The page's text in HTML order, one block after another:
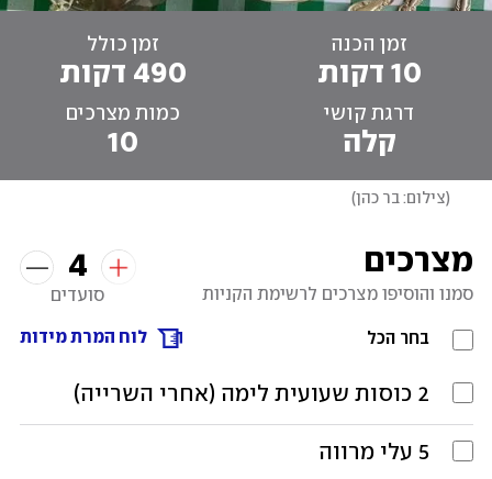
זמן הכנה
10 דקות
זמן כולל
490 דקות
דרגת קושי
קלה
כמות מצרכים
10
(צילום: בר כהן)
מצרכים 4
סועדים
לוח המרת מידות
סמנו והוסיפו מצרכים לרשימת הקניות
בחר הכל
2 כוסות שעועית לימה (אחרי השרייה)
5 עלי מרווה